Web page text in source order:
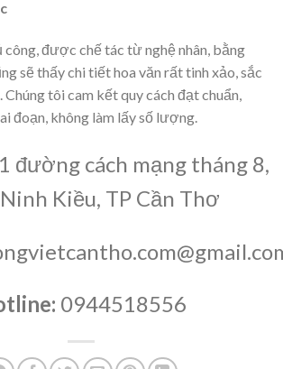
công, được chế tác từ nghệ nhân, bằng
sẽ thấy chi tiết hoa văn rất tinh xảo, sắc
Chúng tôi cam kết quy cách đạt chuẩn,
đoạn, không làm lấy số lượng.
đường cách mạng tháng 8,
Kiều, TP Cần Thơ
0944518556